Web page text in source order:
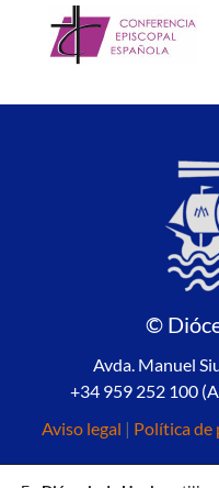
©
Avda. Manuel
+34 959 252 100
Aviso legal | Política de